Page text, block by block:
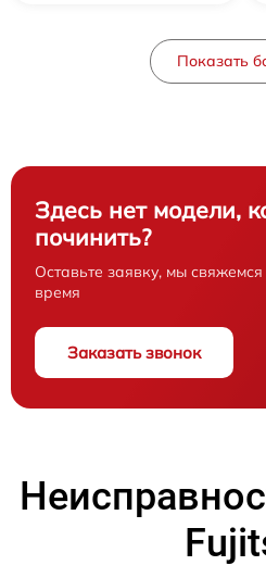
Показать
Здесь нет модели,
починить?
Оставьте заявку, мы
время
Заказать звонок